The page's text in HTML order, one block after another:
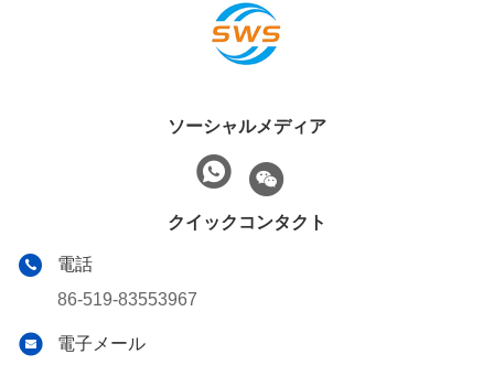
ソーシャルメディア
クイックコンタクト
電話
86-519-83553967
電子メール